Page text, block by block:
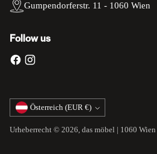
Gumpendorferstr. 11 - 1060 Wien
Follow us
Währung Österreich (EUR €)
Urheberrecht © 2026, das möbel | 1060 Wien